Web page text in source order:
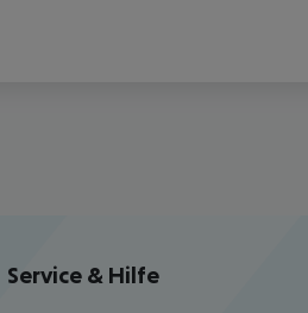
Service & Hilfe